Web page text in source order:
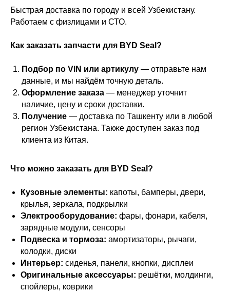
Быстрая доставка по городу и всей Узбекистану.
Работаем с физлицами и СТО.
Как заказать запчасти для BYD Seal?
Подбор по VIN или артикулу — отправьте нам
данные, и мы найдём точную деталь.
Оформление заказа — менеджер уточнит
наличие, цену и сроки доставки.
Получение — доставка по Ташкенту или в любой
регион Узбекистана. Также доступен заказ под
клиента из Китая.
Что можно заказать для BYD Seal?
Кузовные элементы: капоты, бамперы, двери,
крылья, зеркала, подкрылки
Электрооборудование: фары, фонари, кабеля,
зарядные модули, сенсоры
Подвеска и тормоза: амортизаторы, рычаги,
колодки, диски
Интерьер: сиденья, панели, кнопки, дисплеи
Оригинальные аксессуары: решётки, молдинги,
спойлеры, коврики